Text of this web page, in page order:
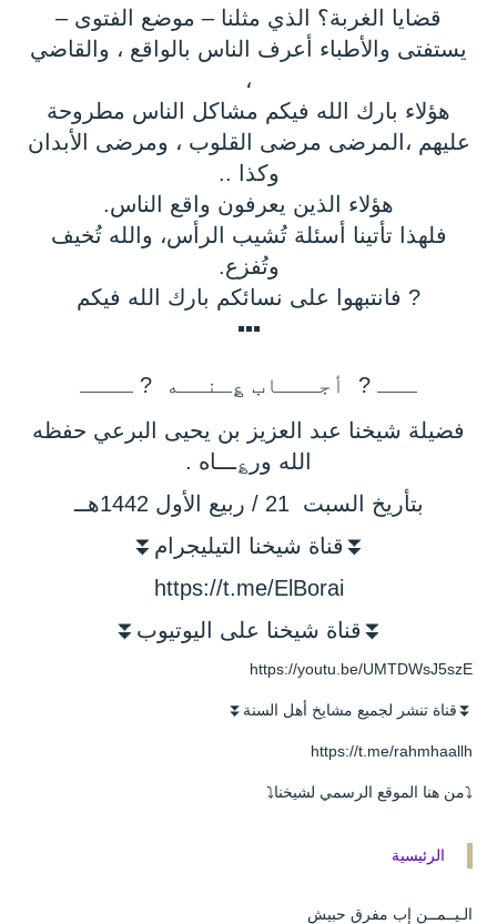
قضايا الغربة؟ الذي مثلنا – موضع الفتوى –
يستفتى والأطباء أعرف الناس بالواقع ، والقاضي
،
هؤلاء بارك الله فيكم مشاكل الناس مطروحة
عليهم ،المرضى مرضى القلوب ، ومرضى الأبدان
وكذا ..
هؤلاء الذين يعرفون واقع الناس.
فلهذا تأتينا أسئلة تُشيب الرأس، والله تُخيف
وتُفزع.
? فانتبهوا على نسائكم بارك الله فيكم
▪▪▪
ـــ ? أجـــاب ؏ـنــه ? ــــ
فضيلة شيخنا عبد العزيز بن يحيى البرعي حفظه
الله ور؏ـــاه .
بتأريخ السبت 21 / ربيع الأول 1442هــ
⏬قناة شيخنا التيليجرام⏬
https://t.me/ElBorai
⏬قناة شيخنا على اليوتيوب⏬
https://youtu.be/UMTDWsJ5szE
⏬قناة تنشر لجميع مشايخ أهل السنة⏬
https://t.me/rahmhaallh
⤵️من هنا الموقع الرسمي لشيخنا⤵️
الرئيسية
الـيــمــن إب مفرق حبيش